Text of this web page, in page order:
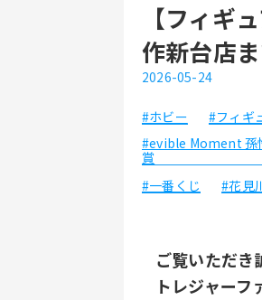
【フィギ
作新台店
2026-05-24
#ホビー
#フィギ
#evible Moment 孫
賞
#一番くじ
#花見
ご覧いただき
トレジャーフ